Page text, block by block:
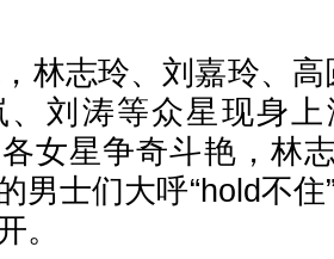
志玲、刘嘉玲、高
刘涛等众星现身
女星争奇斗艳，林
男士们大呼“hold不
。